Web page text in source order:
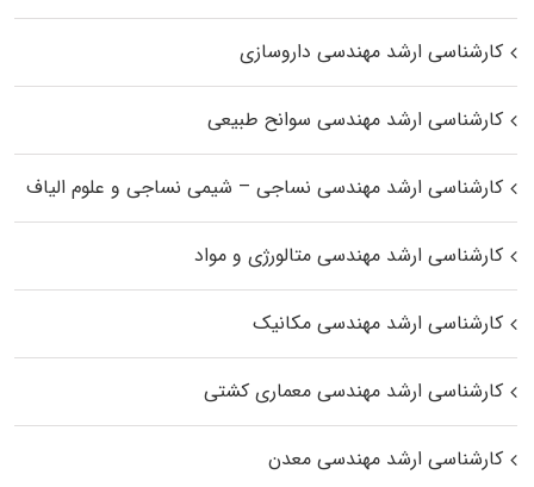
کارشناسی ارشد مهندسی داروسازی
کارشناسی ارشد مهندسی سوانح طبیعی
کارشناسی ارشد مهندسی نساجی – شیمی نساجی و علوم الیاف
کارشناسی ارشد مهندسی متالورژی و مواد
کارشناسی ارشد مهندسی مکانیک
کارشناسی ارشد مهندسی معماری کشتی
کارشناسی ارشد مهندسی معدن